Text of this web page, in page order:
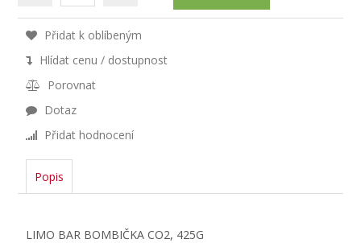
Přidat k oblíbeným
Hlídat cenu / dostupnost
Porovnat
Dotaz
Přidat hodnocení
Popis
LIMO BAR BOMBIČKA CO2, 425G